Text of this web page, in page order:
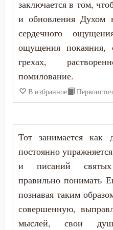
заключается в том,
и обновления Духом
сердечного
ощущения покаяния,
грехах,
помилование.
В избранное
Тот занимается как
постоянно
и писаний
правильно понимать
познавая таким
совершенную,
мыслей, свои